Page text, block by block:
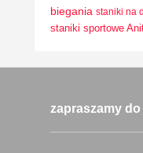
biegania staniki na
staniki sportowe
zapraszamy